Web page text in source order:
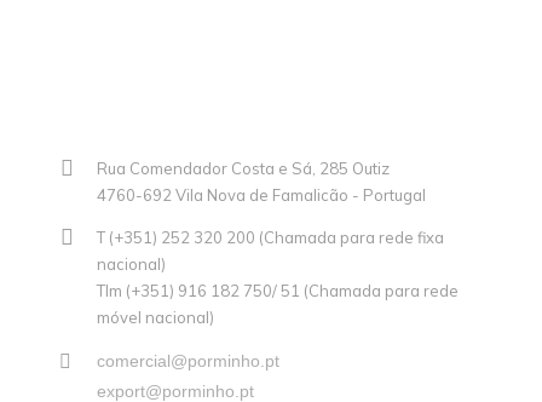
Rua Comendador Costa e Sá, 285 Outiz
4760-692 Vila Nova de Famalicão - Portugal
T (+351) 252 320 200 (Chamada para rede fixa
nacional)
Tlm (+351) 916 182 750/ 51 (Chamada para rede
móvel nacional)
comercial@porminho.pt
export@porminho.pt